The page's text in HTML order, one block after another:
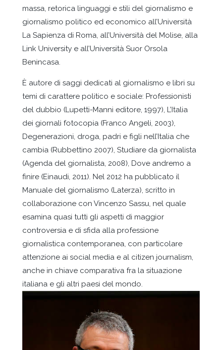
massa, retorica linguaggi e stili del giornalismo e
giornalismo politico ed economico all’Università
La Sapienza di Roma, all’Università del Molise, alla
Link University e all’Università Suor Orsola
Benincasa.
È autore di saggi dedicati al giornalismo e libri su
temi di carattere politico e sociale: Professionisti
del dubbio (Lupetti-Manni editore, 1997), L’Italia
dei giornali fotocopia (Franco Angeli, 2003),
Degenerazioni, droga, padri e figli nell’Italia che
cambia (Rubbettino 2007), Studiare da giornalista
(Agenda del giornalista, 2008), Dove andremo a
finire (Einaudi, 2011). Nel 2012 ha pubblicato il
Manuale del giornalismo (Laterza), scritto in
collaborazione con Vincenzo Sassu, nel quale
esamina quasi tutti gli aspetti di maggior
controversia e di sfida alla professione
giornalistica contemporanea, con particolare
attenzione ai social media e al citizen journalism,
anche in chiave comparativa fra la situazione
italiana e gli altri paesi del mondo.